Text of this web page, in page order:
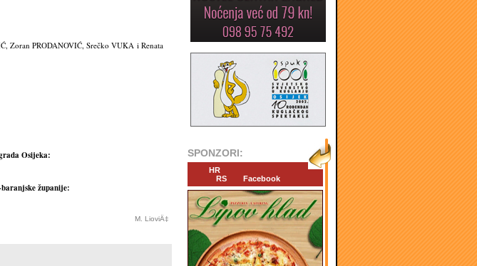
Zoran PRODANOVIĆ, Srečko VUKA i Renata
Osijeka:
županije:
M. LioviÄ‡
SPONZORI:
HR
RS
Facebook